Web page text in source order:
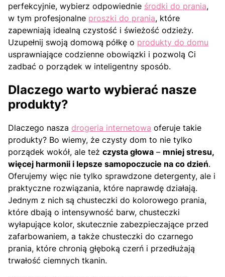
perfekcyjnie, wybierz odpowiednie środki do prania,
w tym profesjonalne proszki do prania, które
zapewniają idealną czystość i świeżość odzieży.
Uzupełnij swoją domową półkę o produkty do domu
usprawniające codzienne obowiązki i pozwolą Ci
zadbać o porządek w inteligentny sposób.
Dlaczego warto wybierać nasze
produkty?
Dlaczego nasza drogeria internetowa oferuje takie
produkty? Bo wiemy, że czysty dom to nie tylko
porządek wokół, ale też czysta głowa – mniej stresu,
więcej harmonii i lepsze samopoczucie na co dzień.
Oferujemy więc nie tylko sprawdzone detergenty, ale i
praktyczne rozwiązania, które naprawdę działają.
Jednym z nich są chusteczki do kolorowego prania,
które dbają o intensywność barw, chusteczki
wyłapujące kolor, skutecznie zabezpieczające przed
zafarbowaniem, a także chusteczki do czarnego
prania, które chronią głęboką czerń i przedłużają
trwałość ciemnych tkanin.